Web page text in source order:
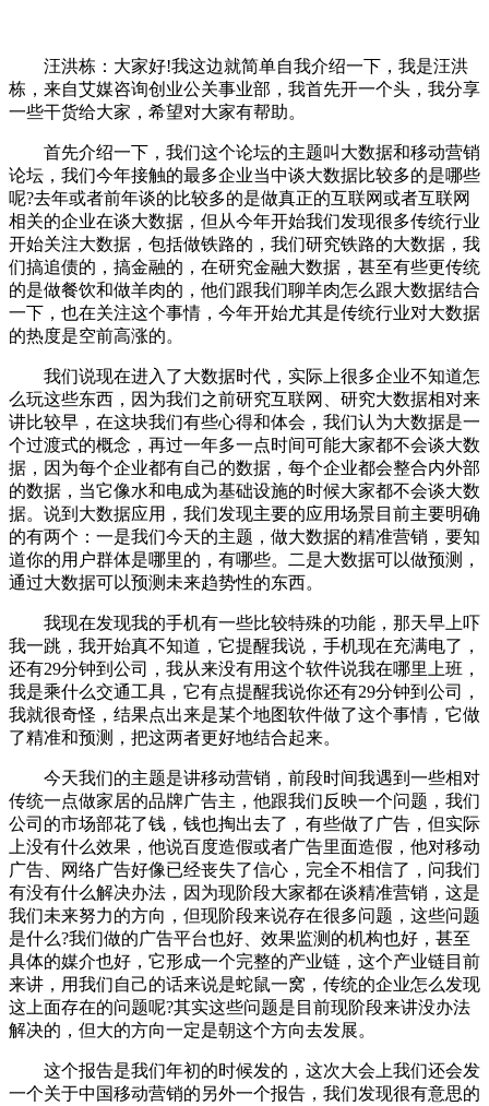
汪洪栋：大家好!我这边就简单自我介绍一下，我是汪洪
栋，来自艾媒咨询创业公关事业部，我首先开一个头，我分享
一些干货给大家，希望对大家有帮助。
首先介绍一下，我们这个论坛的主题叫大数据和移动营销
论坛，我们今年接触的最多企业当中谈大数据比较多的是哪些
呢?去年或者前年谈的比较多的是做真正的互联网或者互联网
相关的企业在谈大数据，但从今年开始我们发现很多传统行业
开始关注大数据，包括做铁路的，我们研究铁路的大数据，我
们搞追债的，搞金融的，在研究金融大数据，甚至有些更传统
的是做餐饮和做羊肉的，他们跟我们聊羊肉怎么跟大数据结合
一下，也在关注这个事情，今年开始尤其是传统行业对大数据
的热度是空前高涨的。
我们说现在进入了大数据时代，实际上很多企业不知道怎
么玩这些东西，因为我们之前研究互联网、研究大数据相对来
讲比较早，在这块我们有些心得和体会，我们认为大数据是一
个过渡式的概念，再过一年多一点时间可能大家都不会谈大数
据，因为每个企业都有自己的数据，每个企业都会整合内外部
的数据，当它像水和电成为基础设施的时候大家都不会谈大数
据。说到大数据应用，我们发现主要的应用场景目前主要明确
的有两个：一是我们今天的主题，做大数据的精准营销，要知
道你的用户群体是哪里的，有哪些。二是大数据可以做预测，
通过大数据可以预测未来趋势性的东西。
我现在发现我的手机有一些比较特殊的功能，那天早上吓
我一跳，我开始真不知道，它提醒我说，手机现在充满电了，
还有29分钟到公司，我从来没有用这个软件说我在哪里上班，
我是乘什么交通工具，它有点提醒我说你还有29分钟到公司，
我就很奇怪，结果点出来是某个地图软件做了这个事情，它做
了精准和预测，把这两者更好地结合起来。
今天我们的主题是讲移动营销，前段时间我遇到一些相对
传统一点做家居的品牌广告主，他跟我们反映一个问题，我们
公司的市场部花了钱，钱也掏出去了，有些做了广告，但实际
上没有什么效果，他说百度造假或者广告里面造假，他对移动
广告、网络广告好像已经丧失了信心，完全不相信了，问我们
有没有什么解决办法，因为现阶段大家都在谈精准营销，这是
我们未来努力的方向，但现阶段来说存在很多问题，这些问题
是什么?我们做的广告平台也好、效果监测的机构也好，甚至
具体的媒介也好，它形成一个完整的产业链，这个产业链目前
来讲，用我们自己的话来说是蛇鼠一窝，传统的企业怎么发现
这上面存在的问题呢?其实这些问题是目前现阶段来讲没办法
解决的，但大的方向一定是朝这个方向去发展。
这个报告是我们年初的时候发的，这次大会上我们还会发
一个关于中国移动营销的另外一个报告，我们发现很有意思的